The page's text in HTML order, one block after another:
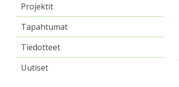
Projektit
Tapahtumat
Tiedotteet
Uutiset